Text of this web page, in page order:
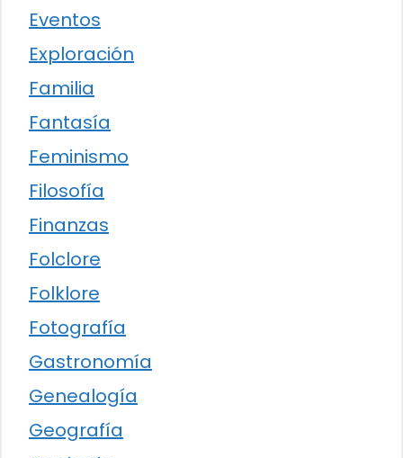
Eventos
Exploración
Familia
Fantasía
Feminismo
Filosofía
Finanzas
Folclore
Folklore
Fotografía
Gastronomía
Genealogía
Geografía